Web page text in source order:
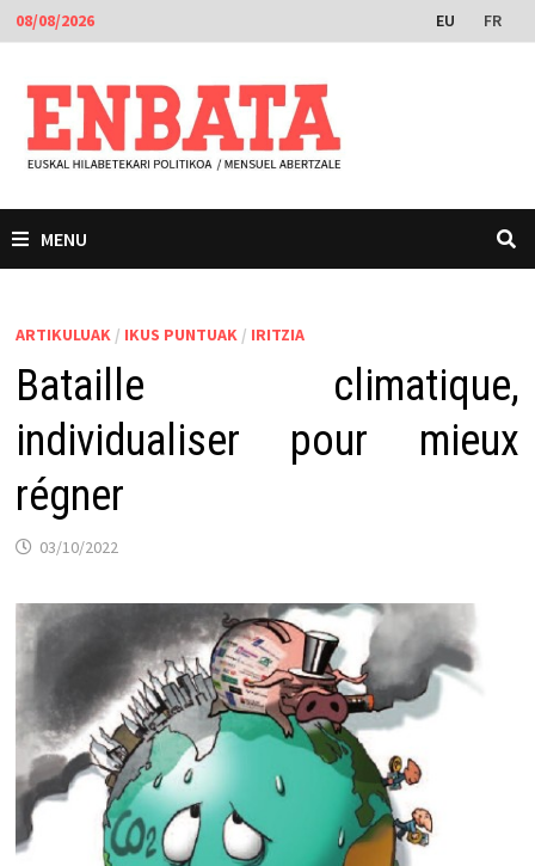
Skip
to
content
08/08/2026 EU FR
MENU
ARTIKULUAK / IKUS PUNTUAK / IRITZIA
Bataille climatique,
individualiser pour mieux
régner
03/10/2022